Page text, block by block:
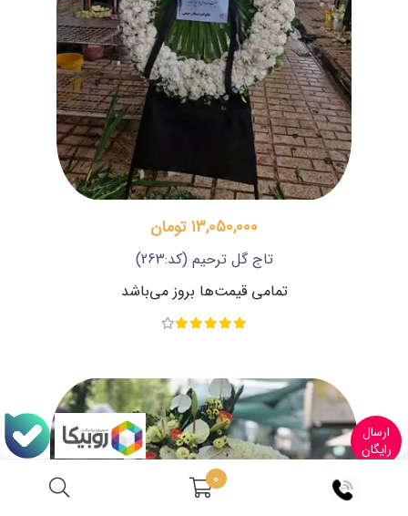
0
13,050,000 تومان
تاج گل ترحیم (کد:263)
تمامی قیمت‌ها بروز می‌باشد
ارسال
رایگان